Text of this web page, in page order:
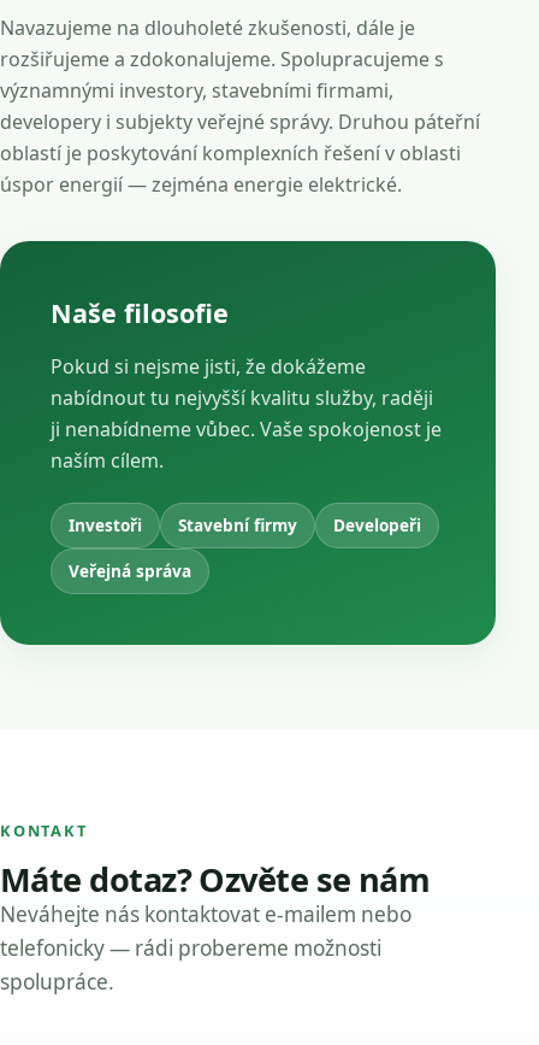
Navazujeme na dlouholeté zkušenosti, dále je
rozšiřujeme a zdokonalujeme. Spolupracujeme s
významnými investory, stavebními firmami,
developery i subjekty veřejné správy. Druhou páteřní
oblastí je poskytování komplexních řešení v oblasti
úspor energií — zejména energie elektrické.
Naše filosofie
Pokud si nejsme jisti, že dokážeme
nabídnout tu nejvyšší kvalitu služby, raději
ji nenabídneme vůbec. Vaše spokojenost je
naším cílem.
Investoři Stavební firmy
Developeři
Veřejná správa
KONTAKT
Máte dotaz? Ozvěte se nám
Neváhejte nás kontaktovat e-mailem nebo
telefonicky — rádi probereme možnosti
spolupráce.